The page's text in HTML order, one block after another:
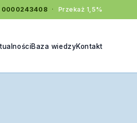
0000243408 · Przekaż 1,5%
Baza wiedzyKontakt